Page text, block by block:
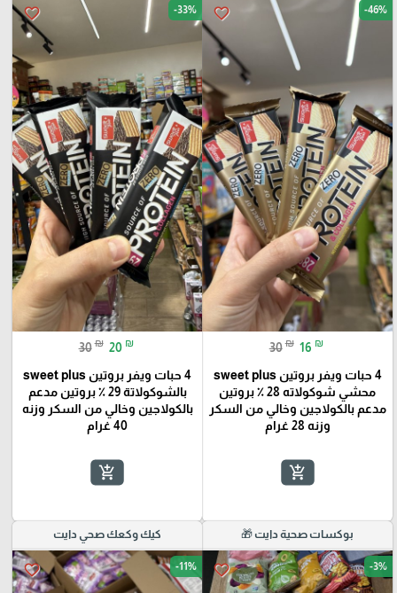
favorite_border -46%
30 ₪ 16 ₪
4 حبات ويفر بروتين sweet plus
محشي شوكولاته 28 ٪؜ بروتين
مدعم بالكولاجين وخالي من السكر
وزنه 28 غرام
add_shopping_cart
favorite_border -33%
30 ₪ 20 ₪
4 حبات ويفر بروتين sweet plus
بالشوكولاتة 29 ٪؜ بروتين مدعم
بالكولاجين وخالي من السكر وزنه
40 غرام
add_shopping_cart
بوكسات صحية دايت 🎁
favorite_border -3%
كيك وكعك صحي دايت
favorite_border -11%